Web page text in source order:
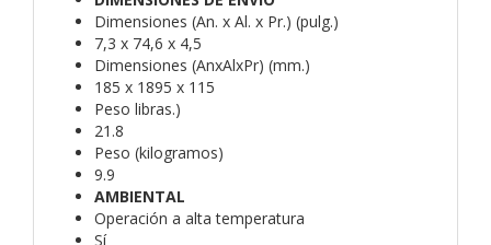
Dimensiones (An. x Al. x Pr.) (pulg.)
7,3 x 74,6 x 4,5
Dimensiones (AnxAlxPr) (mm.)
185 x 1895 x 115
Peso libras.)
21.8
Peso (kilogramos)
9.9
AMBIENTAL
Operación a alta temperatura
Sí